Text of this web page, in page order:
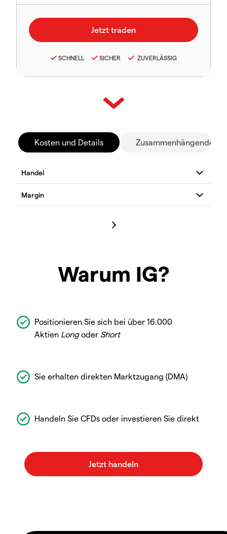
SCHNELL SICHER ZUVERLÄSSIG
Kosten und Details Zusammenhängende
Warum IG?
Positionieren Sie sich bei über 16.000
Aktien Longoder Short
Sie erhalten direkten Marktzugang (DMA)
Handeln Sie CFDs oder investieren Sie direkt